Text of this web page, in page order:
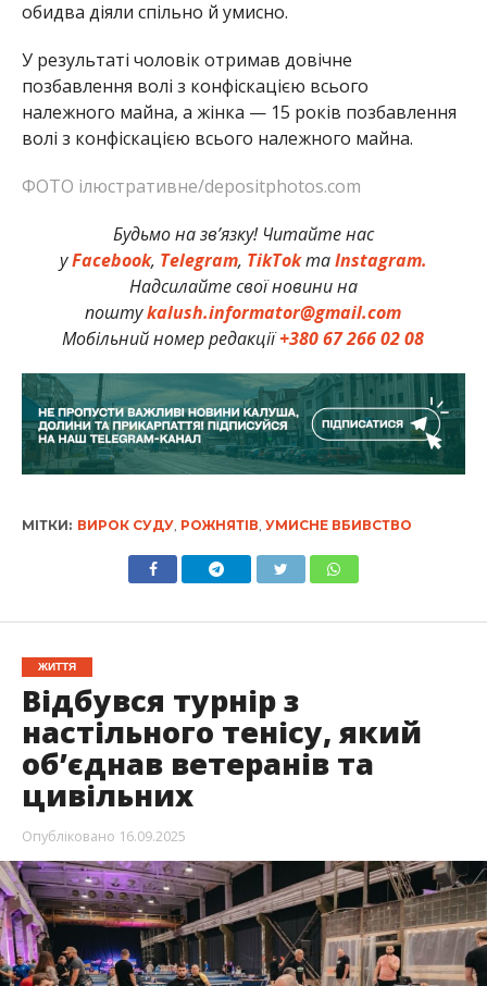
обидва діяли спільно й умисно.
У результаті чоловік отримав довічне
позбавлення волі з конфіскацією всього
належного майна, а жінка — 15 років позбавлення
волі з конфіскацією всього належного майна.
ФОТО ілюстративне/depositphotos.com
Будьмо на зв’язку! Читайте нас
уFacebook, Telegram, TikTokтаInstagram.
Надсилайте свої новини на
поштуkalush.informator@gmail.com
Мобільний номер редакції+380 67 266 02 08
МІТКИ: ВИРОК СУДУ, РОЖНЯТІВ, УМИСНЕ ВБИВСТВО
ЖИТТЯ
Відбувся турнір з
настільного тенісу, який
об’єднав ветеранів та
цивільних
Опубліковано 16.09.2025